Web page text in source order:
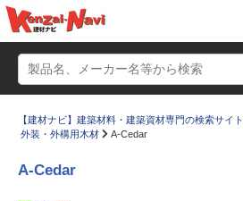
【建材ナビ】建築材料・建築資材専門の検索サイト
外装・外構用木材
A-Cedar
A-Cedar